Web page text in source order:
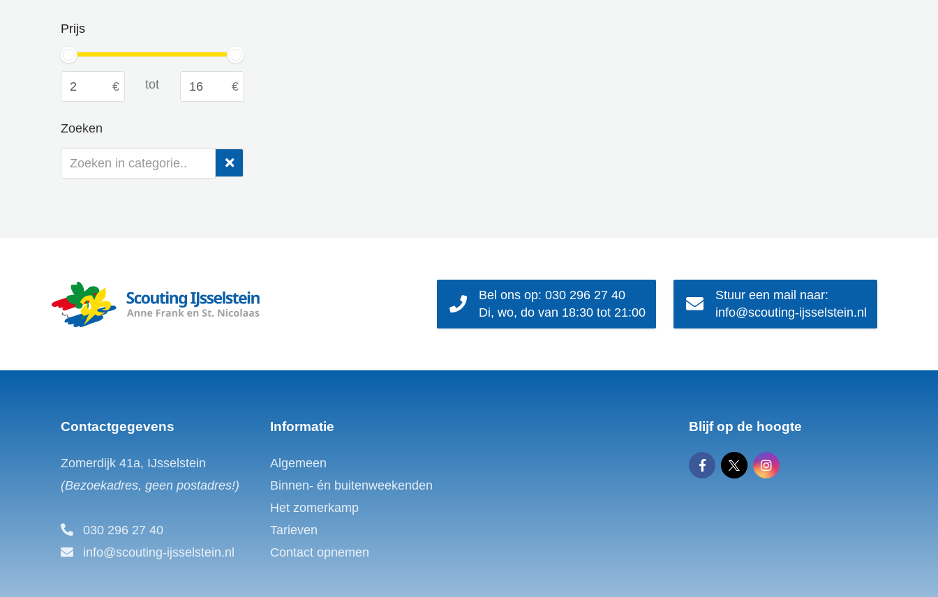
Prijs
tot
Zoeken
Bel ons op: 030 296 27 40
Di, wo, do van 18:30 tot 21:00
Stuur een mail naar:
info@scouting-ijsselstein.nl
Contactgegevens
Zomerdijk 41a, IJsselstein
(Bezoekadres, geen postadres!)
030 296 27 40
info@scouting-ijsselstein.nl
Informatie
Algemeen
Binnen- én buitenweekenden
Het zomerkamp
Tarieven
Contact opnemen
Blijf op de hoogte